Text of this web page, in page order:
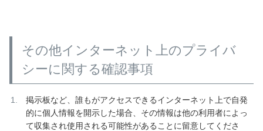
その他インターネット上のプライバ
シーに関する確認事項
掲示板など、誰もがアクセスできるインターネット上で自発
的に個人情報を開示した場合、その情報は他の利用者によっ
て収集され使用される可能性があることに留意してくださ